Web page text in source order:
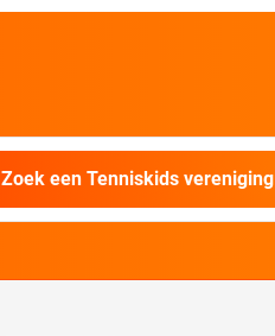
Zoek een Tenniskids vereniging